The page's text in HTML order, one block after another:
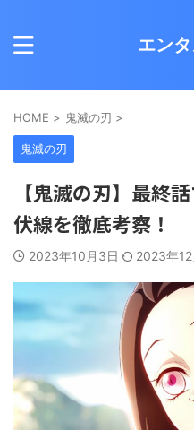
エン
HOME > 鬼滅の刃 >
鬼滅の刃
【鬼滅の刃】最終
伏線を徹底考察！
2023年10月3日 2023年